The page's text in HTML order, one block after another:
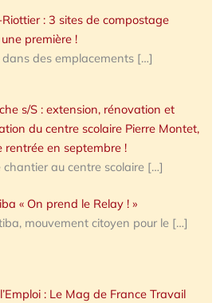
Riottier : 3 sites de compostage
première !
dans des emplacements […]
s/S : extension, rénovation et
du centre scolaire Pierre Montet,
rentrée en septembre !
chantier au centre scolaire […]
« On prend le Relay ! »
mouvement citoyen pour le […]
: Le Mag de France Travail